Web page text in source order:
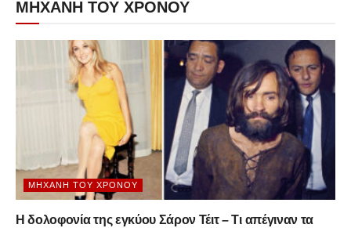
ΜΗΧΑΝΗ ΤΟΥ ΧΡΟΝΟΥ
ΜΗΧΑΝΉ ΤΟΥ ΧΡΌΝΟΥ
Η δολοφονία της εγκύου Σάρον Τέιτ – Τι απέγιναν τα